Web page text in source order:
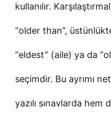
kullanılır.
“older than”,
“eldest” (aile) ya da
seçimdir. Bu ayrımı
yazılı sınavlarda